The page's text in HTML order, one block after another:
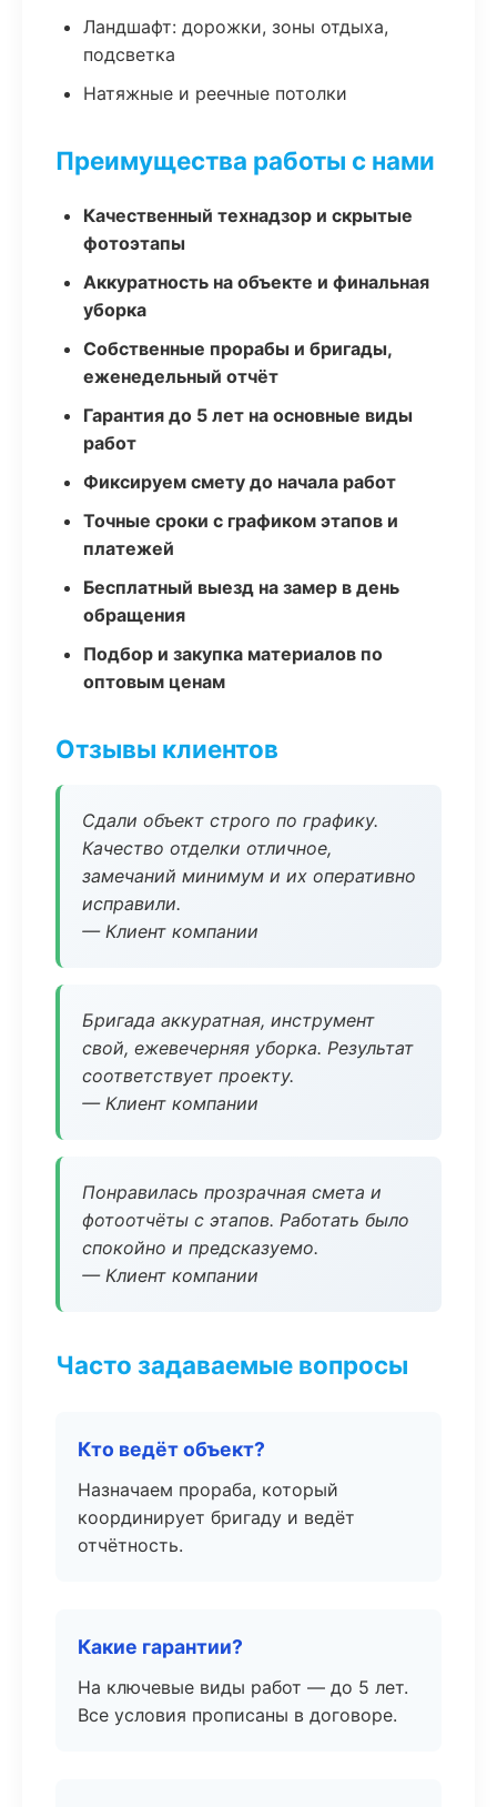
Ландшафт: дорожки, зоны отдыха,
подсветка
Натяжные и реечные потолки
Преимущества работы с нами
Качественный технадзор и скрытые
фотоэтапы
Аккуратность на объекте и финальная
уборка
Собственные прорабы и бригады,
еженедельный отчёт
Гарантия до 5 лет на основные виды
работ
Фиксируем смету до начала работ
Точные сроки с графиком этапов и
платежей
Бесплатный выезд на замер в день
обращения
Подбор и закупка материалов по
оптовым ценам
Отзывы клиентов
Сдали объект строго по графику.
Качество отделки отличное,
замечаний минимум и их оперативно
исправили.
— Клиент компании
Бригада аккуратная, инструмент
свой, ежевечерняя уборка. Результат
соответствует проекту.
— Клиент компании
Понравилась прозрачная смета и
фотоотчёты с этапов. Работать было
спокойно и предсказуемо.
— Клиент компании
Часто задаваемые вопросы
Кто ведёт объект?
Назначаем прораба, который
координирует бригаду и ведёт
отчётность.
Какие гарантии?
На ключевые виды работ — до 5 лет.
Все условия прописаны в договоре.